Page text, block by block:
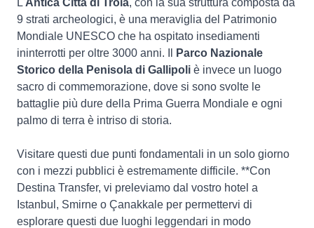
L'Antica Città di Troia, con la sua struttura composta da
9 strati archeologici, è una meraviglia del Patrimonio
Mondiale UNESCO che ha ospitato insediamenti
ininterrotti per oltre 3000 anni. Il
Parco Nazionale
Storico della Penisola di Gallipoli è invece un luogo
sacro di commemorazione, dove si sono svolte le
battaglie più dure della Prima Guerra Mondiale e ogni
palmo di terra è intriso di storia.
Visitare questi due punti fondamentali in un solo giorno
con i mezzi pubblici è estremamente difficile. **Con
Destina Transfer, vi preleviamo dal vostro hotel a
Istanbul, Smirne o Çanakkale per permettervi di
esplorare questi due luoghi leggendari in modo